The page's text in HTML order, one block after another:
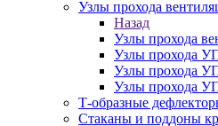
Узлы прохода
Назад
Узлы прохода
Узлы прохода
Узлы прохода
Узлы прохода
Т-образные
Стаканы и поддоны